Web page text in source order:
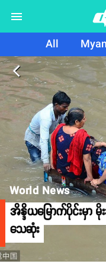
All
arrow_back_ios
World News
အိန္ဒိယမြောက်ပိုင်းမှာ
သေဆုံး